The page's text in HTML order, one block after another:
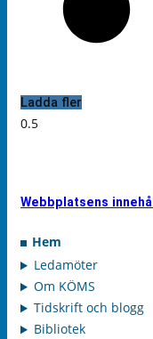
Ladda fler
Webbplatsens innehåll
Hem
Ledamöter
Om KÖMS
Tidskrift och blogg
Bibliotek